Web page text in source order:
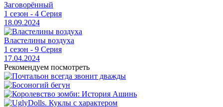
Заговорённый
1 сезон - 4 Серия
18.09.2024
Властелины воздуха
1 сезон - 9 Серия
17.04.2024
Рекомендуем посмотреть